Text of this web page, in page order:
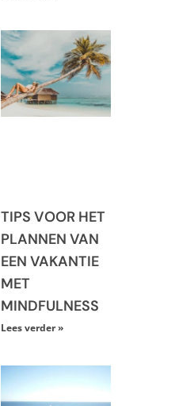
TIPS VOOR HET
PLANNEN VAN
EEN VAKANTIE
MET
MINDFULNESS
Lees verder »